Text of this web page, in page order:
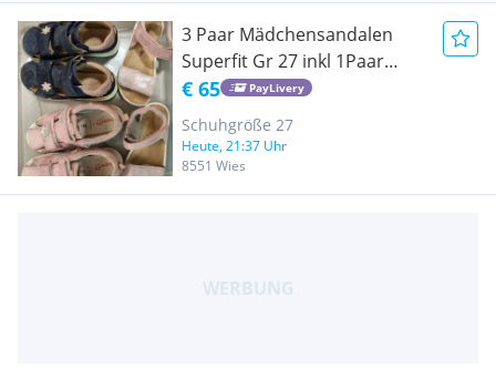
3 Paar Mädchensandalen
Superfit Gr 27 inkl 1Paar
Badeschuhe Crocs 10(27/28)
€ 65 PayLivery
Schuhgröße 27
Heute, 21:37 Uhr
8551 Wies